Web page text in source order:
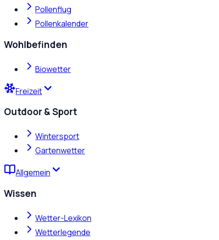
Pollenflug
Pollenkalender
Wohlbefinden
Biowetter
Freizeit
Outdoor & Sport
Wintersport
Gartenwetter
Allgemein
Wissen
Wetter-Lexikon
Wetterlegende